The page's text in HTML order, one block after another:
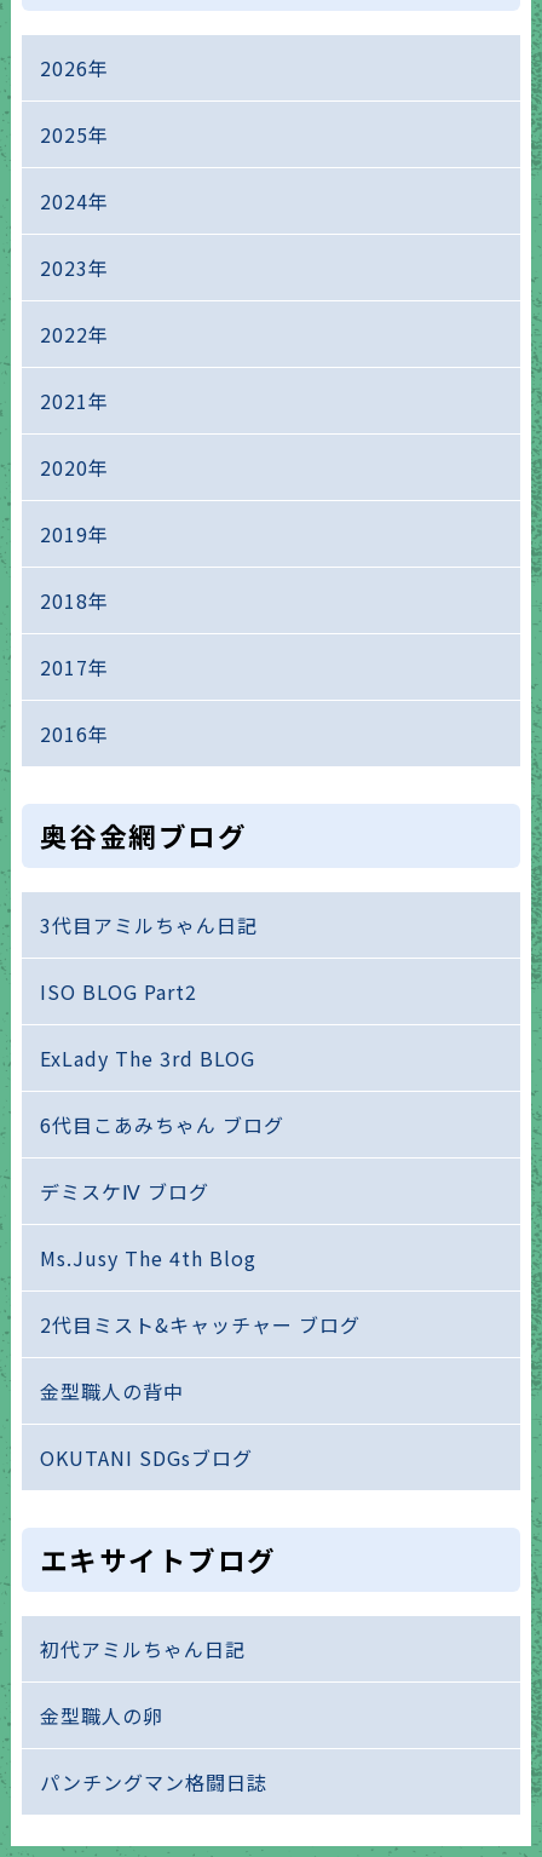
2026年
2025年
2024年
2023年
2022年
2021年
2020年
2019年
2018年
2017年
2016年
奥谷金網ブログ
3代目アミルちゃん日記
ISO BLOG Part2
ExLady The 3rd BLOG
6代目こあみちゃん ブログ
デミスケⅣ ブログ
Ms.Jusy The 4th Blog
2代目ミスト&キャッチャー ブログ
金型職人の背中
OKUTANI SDGsブログ
エキサイトブログ
初代アミルちゃん日記
金型職人の卵
パンチングマン格闘日誌